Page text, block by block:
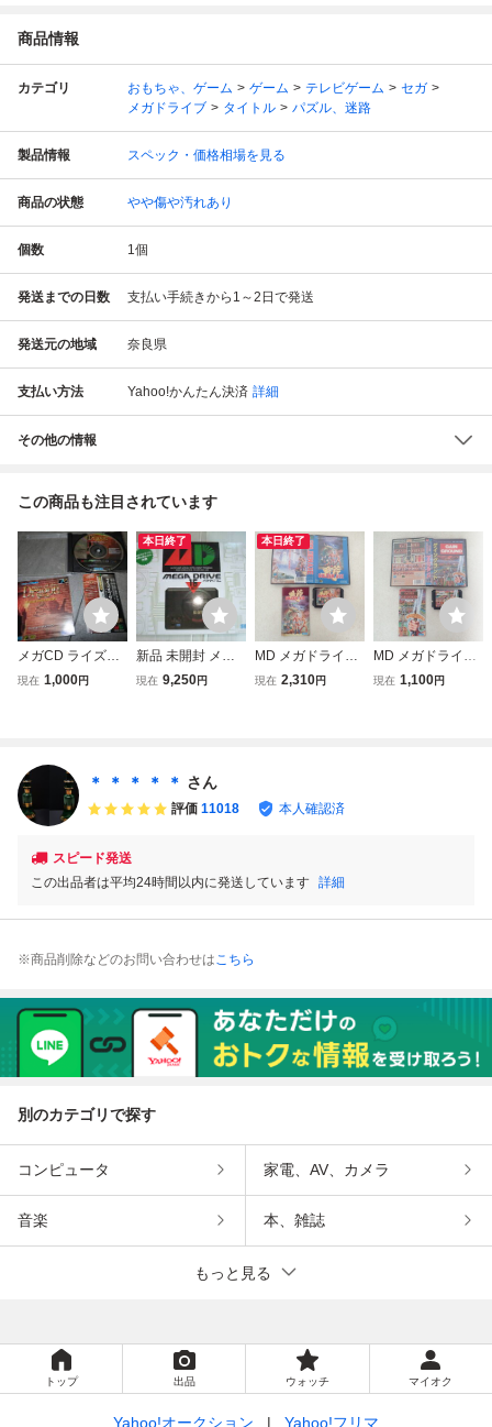
商品情報
カテゴリ おもちゃ、ゲーム ゲーム テレビゲーム
セガ
メガドライブ
タイトル パズル、迷路
製品情報 スペック・価格相場を見る
商品の状態 やや傷や汚れあり
個数 1個
発送までの日数 支払い手続きから1～2日で発送
発送元の地域 奈良県
支払い方法 Yahoo!かんたん決済 詳細
その他の情報
この商品も注目されています
メガCD ライズ・
オブ・ザ・ドラゴ
現在 1,000円
本日終了
新品 未開封 メガ
ドライブ ミニ ME
セガ ゲーム
現在 9,250円
本日終了
MD メガドライブ
GOLDEN AXE ゴ
現在 2,310円
MD メガドライブ
GAIN GROUND
現在 1,100円
＊ ＊ ＊ ＊ ＊ さん
評価 11018 本人確認済
スピード発送
この出品者は平均24時間以内に発送しています 詳細
※商品削除などのお問い合わせはこちら
別のカテゴリで探す
コンピュータ 家電、AV、カメラ
音楽 本、雑誌
もっと見る
トップ 出品 ウォッチ マイオク
Yahoo!オークション Yahoo!フリマ